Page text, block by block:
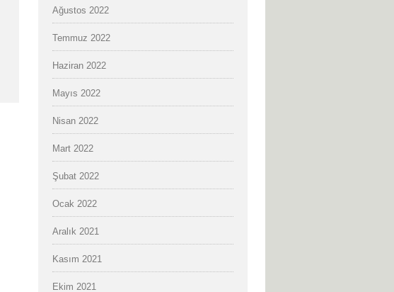
Ağustos 2022
Temmuz 2022
Haziran 2022
Mayıs 2022
Nisan 2022
Mart 2022
Şubat 2022
Ocak 2022
Aralık 2021
Kasım 2021
Ekim 2021